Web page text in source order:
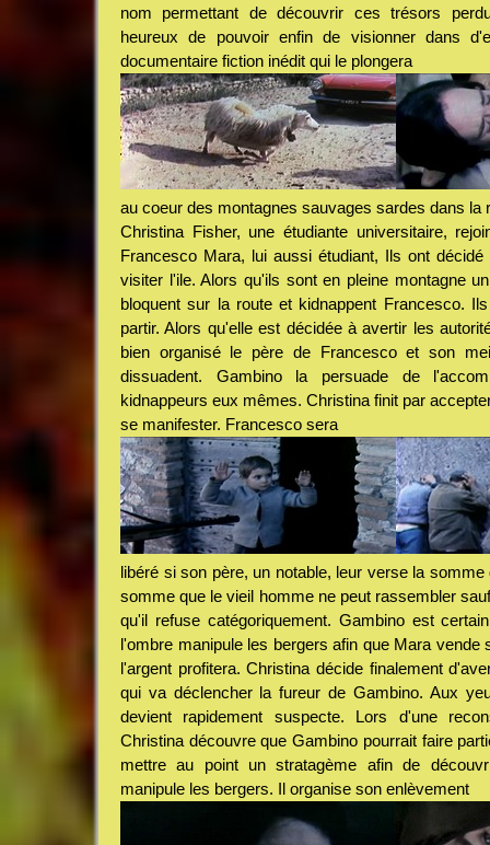
nom permettant de découvrir ces trésors
heureux de pouvoir enfin de visionner dans
documentaire fiction inédit qui le plongera
au coeur des montagnes sauvages sardes dans la
Christina Fisher, une étudiante universitaire,
Francesco Mara, lui aussi étudiant, Ils ont
visiter l'ile. Alors qu'ils sont en pleine montagne
bloquent sur la route et kidnappent Francesco.
partir. Alors qu'elle est décidée à avertir les
bien organisé le père de Francesco et son
dissuadent. Gambino la persuade de
kidnappeurs eux mêmes. Christina finit par
se manifester. Francesco sera
libéré si son père, un notable, leur verse la
somme que le vieil homme ne peut rassembler
qu'il refuse catégoriquement. Gambino est
l'ombre manipule les bergers afin que Mara vende
l'argent profitera. Christina décide finalement
qui va déclencher la fureur de Gambino. Aux
devient rapidement suspecte. Lors d'une
Christina découvre que Gambino pourrait faire
mettre au point un stratagème afin de
manipule les bergers. Il organise son enlèvement